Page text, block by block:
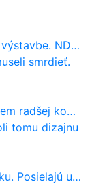
dôležitý krok
smrdieť.
radšej kombi
tomu dizajnu
Ukáže ich Waze?